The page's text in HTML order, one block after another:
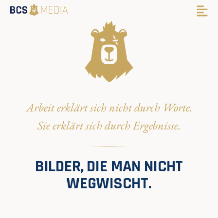
Arbeit erklärt sich nicht durch Worte.
Sie erklärt sich durch Ergebnisse.
BILDER, DIE MAN NICHT
WEGWISCHT.